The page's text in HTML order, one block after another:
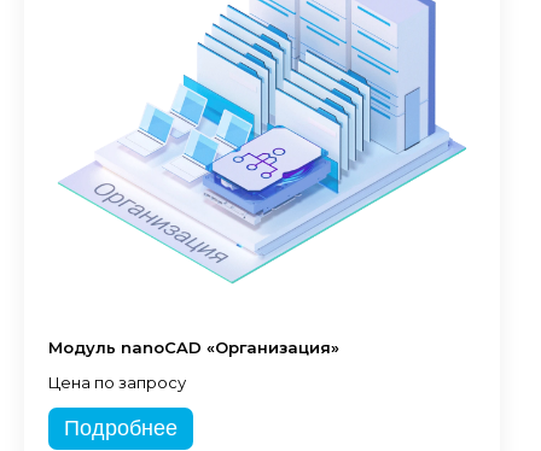
Модуль nanoCAD «Организация»
Цена по запросу
Подробнее